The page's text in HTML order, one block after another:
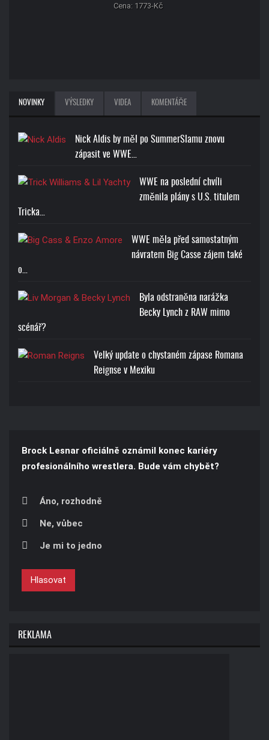
Cena: 1773-Kč
NOVINKY VÝSLEDKY VIDEA KOMENTÁŘE
Nick Aldis by měl po SummerSlamu znovu
zápasit ve WWE…
WWE na poslední chvíli
změnila plány s U.S. titulem
Tricka…
WWE měla před samostatným
návratem Big Casse zájem také
o…
Byla odstraněna narážka
Becky Lynch z RAW mimo
scénář?
Velký update o chystaném zápase Romana
Reignse v Mexiku
Brock Lesnar oficiálně oznámil konec kariéry
profesionálního wrestlera. Bude vám chybět?
Áno, rozhodně
Ne, vůbec
Je mi to jedno
Hlasovat
REKLAMA